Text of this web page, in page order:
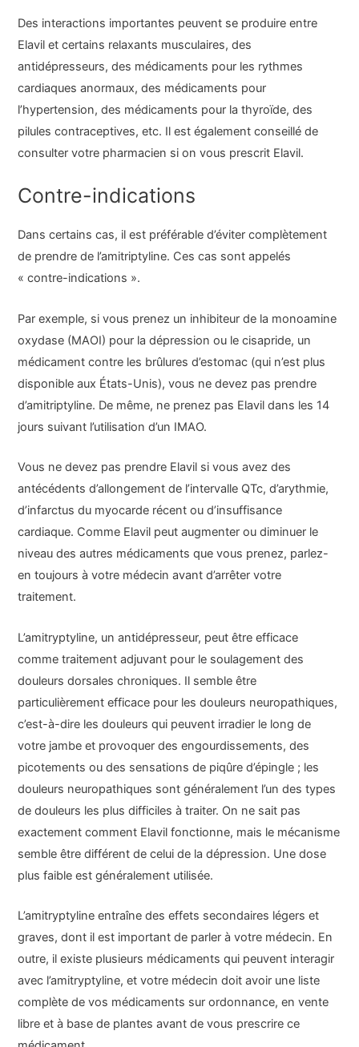
Des interactions importantes peuvent se produire entre
Elavil et certains relaxants musculaires, des
antidépresseurs, des médicaments pour les rythmes
cardiaques anormaux, des médicaments pour
l’hypertension, des médicaments pour la thyroïde, des
pilules contraceptives, etc. Il est également conseillé de
consulter votre pharmacien si on vous prescrit Elavil.
Contre-indications
Dans certains cas, il est préférable d’éviter complètement
de prendre de l’amitriptyline. Ces cas sont appelés
« contre-indications ».
Par exemple, si vous prenez un inhibiteur de la monoamine
oxydase (MAOI) pour la dépression ou le cisapride, un
médicament contre les brûlures d’estomac (qui n’est plus
disponible aux États-Unis), vous ne devez pas prendre
d’amitriptyline. De même, ne prenez pas Elavil dans les 14
jours suivant l’utilisation d’un IMAO.
Vous ne devez pas prendre Elavil si vous avez des
antécédents d’allongement de l’intervalle QTc, d’arythmie,
d’infarctus du myocarde récent ou d’insuffisance
cardiaque. Comme Elavil peut augmenter ou diminuer le
niveau des autres médicaments que vous prenez, parlez-
en toujours à votre médecin avant d’arrêter votre
traitement.
L’amitryptyline, un antidépresseur, peut être efficace
comme traitement adjuvant pour le soulagement des
douleurs dorsales chroniques. Il semble être
particulièrement efficace pour les douleurs neuropathiques,
c’est-à-dire les douleurs qui peuvent irradier le long de
votre jambe et provoquer des engourdissements, des
picotements ou des sensations de piqûre d’épingle ; les
douleurs neuropathiques sont généralement l’un des types
de douleurs les plus difficiles à traiter. On ne sait pas
exactement comment Elavil fonctionne, mais le mécanisme
semble être différent de celui de la dépression. Une dose
plus faible est généralement utilisée.
L’amitryptyline entraîne des effets secondaires légers et
graves, dont il est important de parler à votre médecin. En
outre, il existe plusieurs médicaments qui peuvent interagir
avec l’amitryptyline, et votre médecin doit avoir une liste
complète de vos médicaments sur ordonnance, en vente
libre et à base de plantes avant de vous prescrire ce